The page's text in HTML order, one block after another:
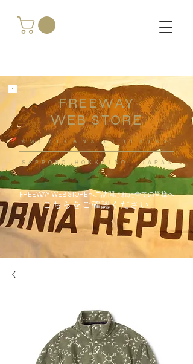
FREEWAY
WEB STORE
​ＡＭＥＲＩＣＡＮＡ ＣＬＯＴＨＩＮＧ
ＳＡＰＰＯＲＯ ＨＯＫＫＡＩＤＯ ，ＪＡＰＡＮ
FREEWAY WEB STOREへご訪問された全ての皆様へ
こちらをご確認ください